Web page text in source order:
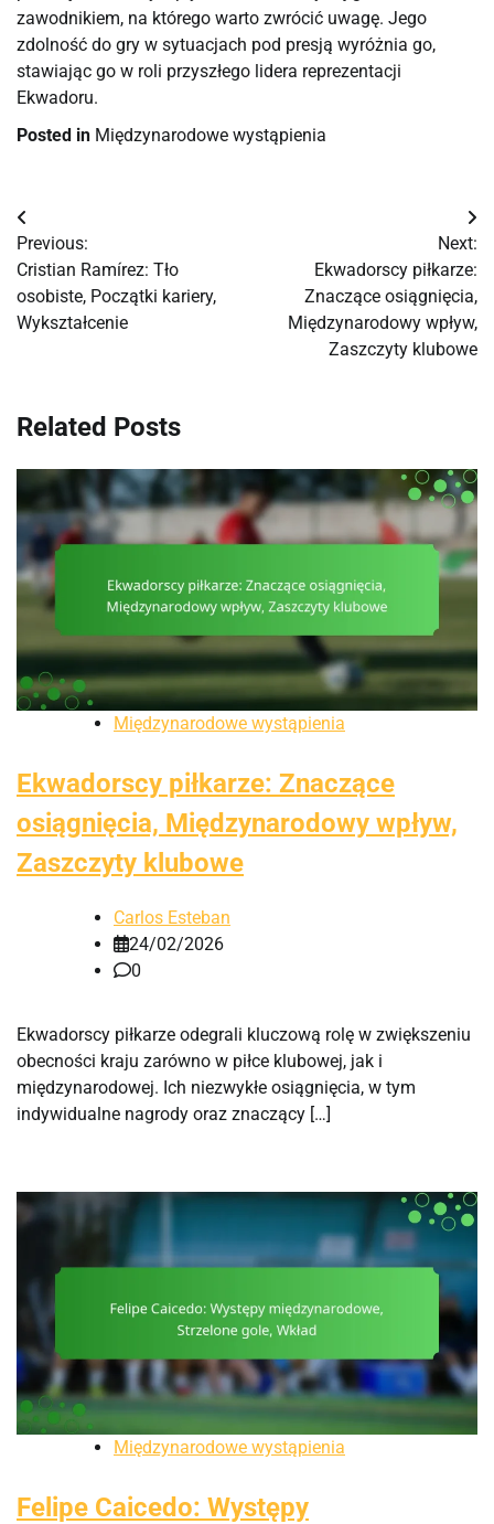
zawodnikiem, na którego warto zwrócić uwagę. Jego
zdolność do gry w sytuacjach pod presją wyróżnia go,
stawiając go w roli przyszłego lidera reprezentacji
Ekwadoru.
Posted in Międzynarodowe wystąpienia
Post
navigation
Previous:
Cristian Ramírez: Tło
osobiste, Początki kariery,
Wykształcenie
Next:
Ekwadorscy piłkarze:
Znaczące osiągnięcia,
Międzynarodowy wpływ,
Zaszczyty klubowe
Related Posts
Międzynarodowe wystąpienia
Ekwadorscy piłkarze: Znaczące
osiągnięcia, Międzynarodowy wpływ,
Zaszczyty klubowe
Carlos Esteban
24/02/2026
0
Ekwadorscy piłkarze odegrali kluczową rolę w zwiększeniu
obecności kraju zarówno w piłce klubowej, jak i
międzynarodowej. Ich niezwykłe osiągnięcia, w tym
indywidualne nagrody oraz znaczący […]
Międzynarodowe wystąpienia
Felipe Caicedo: Występy